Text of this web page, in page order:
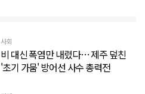
사회
비 대신 폭염만 내렸다… 제주 덮친
'초기 가뭄' 방어선 사수 총력전